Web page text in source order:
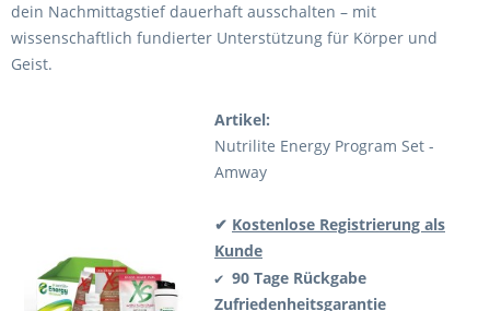
dein Nachmittagstief dauerhaft ausschalten – mit
wissenschaftlich fundierter Unterstützung für Körper und
Geist.
Artikel:
Nutrilite Energy Program Set -
Amway
✔ Kostenlose Registrierung als
Kunde
✔ 90 Tage Rückgabe
Zufriedenheitsgarantie